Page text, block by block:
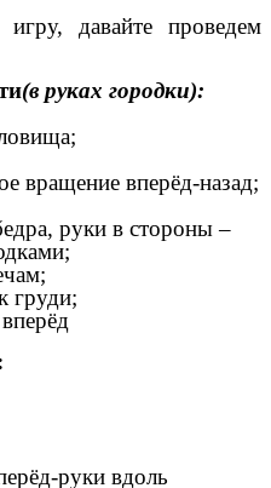
давайте проведем
(в руках городки):
вращение вперёд-назад;
руки в стороны –
груди;
руки вдоль